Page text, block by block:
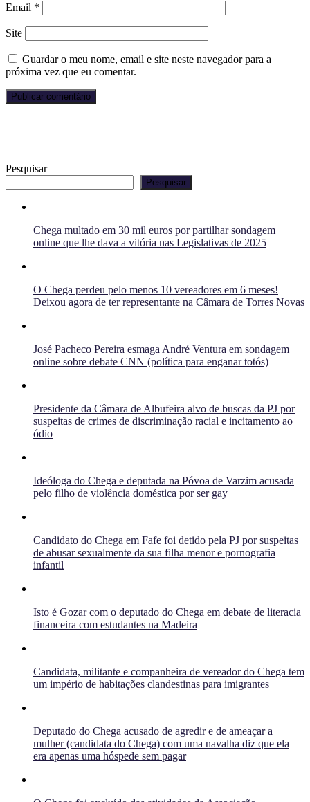
Email *
Site
Guardar o meu nome, email e site neste navegador para a
próxima vez que eu comentar.
Pesquisar
Pesquisar
Chega multado em 30 mil euros por partilhar sondagem
online que lhe dava a vitória nas Legislativas de 2025
O Chega perdeu pelo menos 10 vereadores em 6 meses!
Deixou agora de ter representante na Câmara de Torres Novas
José Pacheco Pereira esmaga André Ventura em sondagem
online sobre debate CNN (política para enganar totós)
Presidente da Câmara de Albufeira alvo de buscas da PJ por
suspeitas de crimes de discriminação racial e incitamento ao
ódio
Ideóloga do Chega e deputada na Póvoa de Varzim acusada
pelo filho de violência doméstica por ser gay
Candidato do Chega em Fafe foi detido pela PJ por suspeitas
de abusar sexualmente da sua filha menor e pornografia
infantil
Isto é Gozar com o deputado do Chega em debate de literacia
financeira com estudantes na Madeira
Candidata, militante e companheira de vereador do Chega tem
um império de habitações clandestinas para imigrantes
Deputado do Chega acusado de agredir e de ameaçar a
mulher (candidata do Chega) com uma navalha diz que ela
era apenas uma hóspede sem pagar